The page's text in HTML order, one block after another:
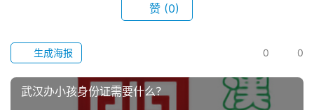
旅
赞 (0)
0 0
生成海报
武汉办小孩身份证需要什么？